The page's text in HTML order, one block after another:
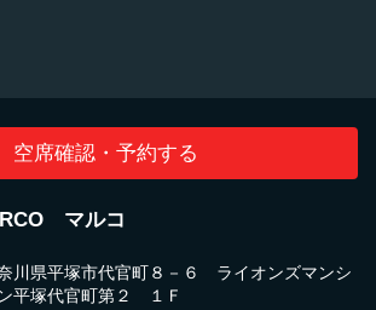
空席確認・予約する
マルコ
川県平塚市代官町８－６ ライオンズマンシ
平塚代官町第２ １Ｆ